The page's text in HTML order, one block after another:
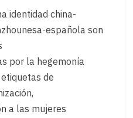
identidad china-
española son
por la hegemonía
de
a las mujeres